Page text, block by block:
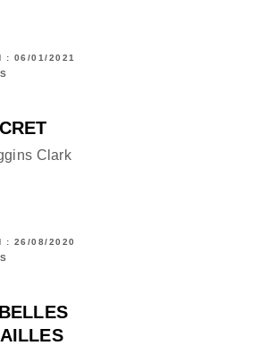
: 06/01/2021
Clark
: 26/08/2020